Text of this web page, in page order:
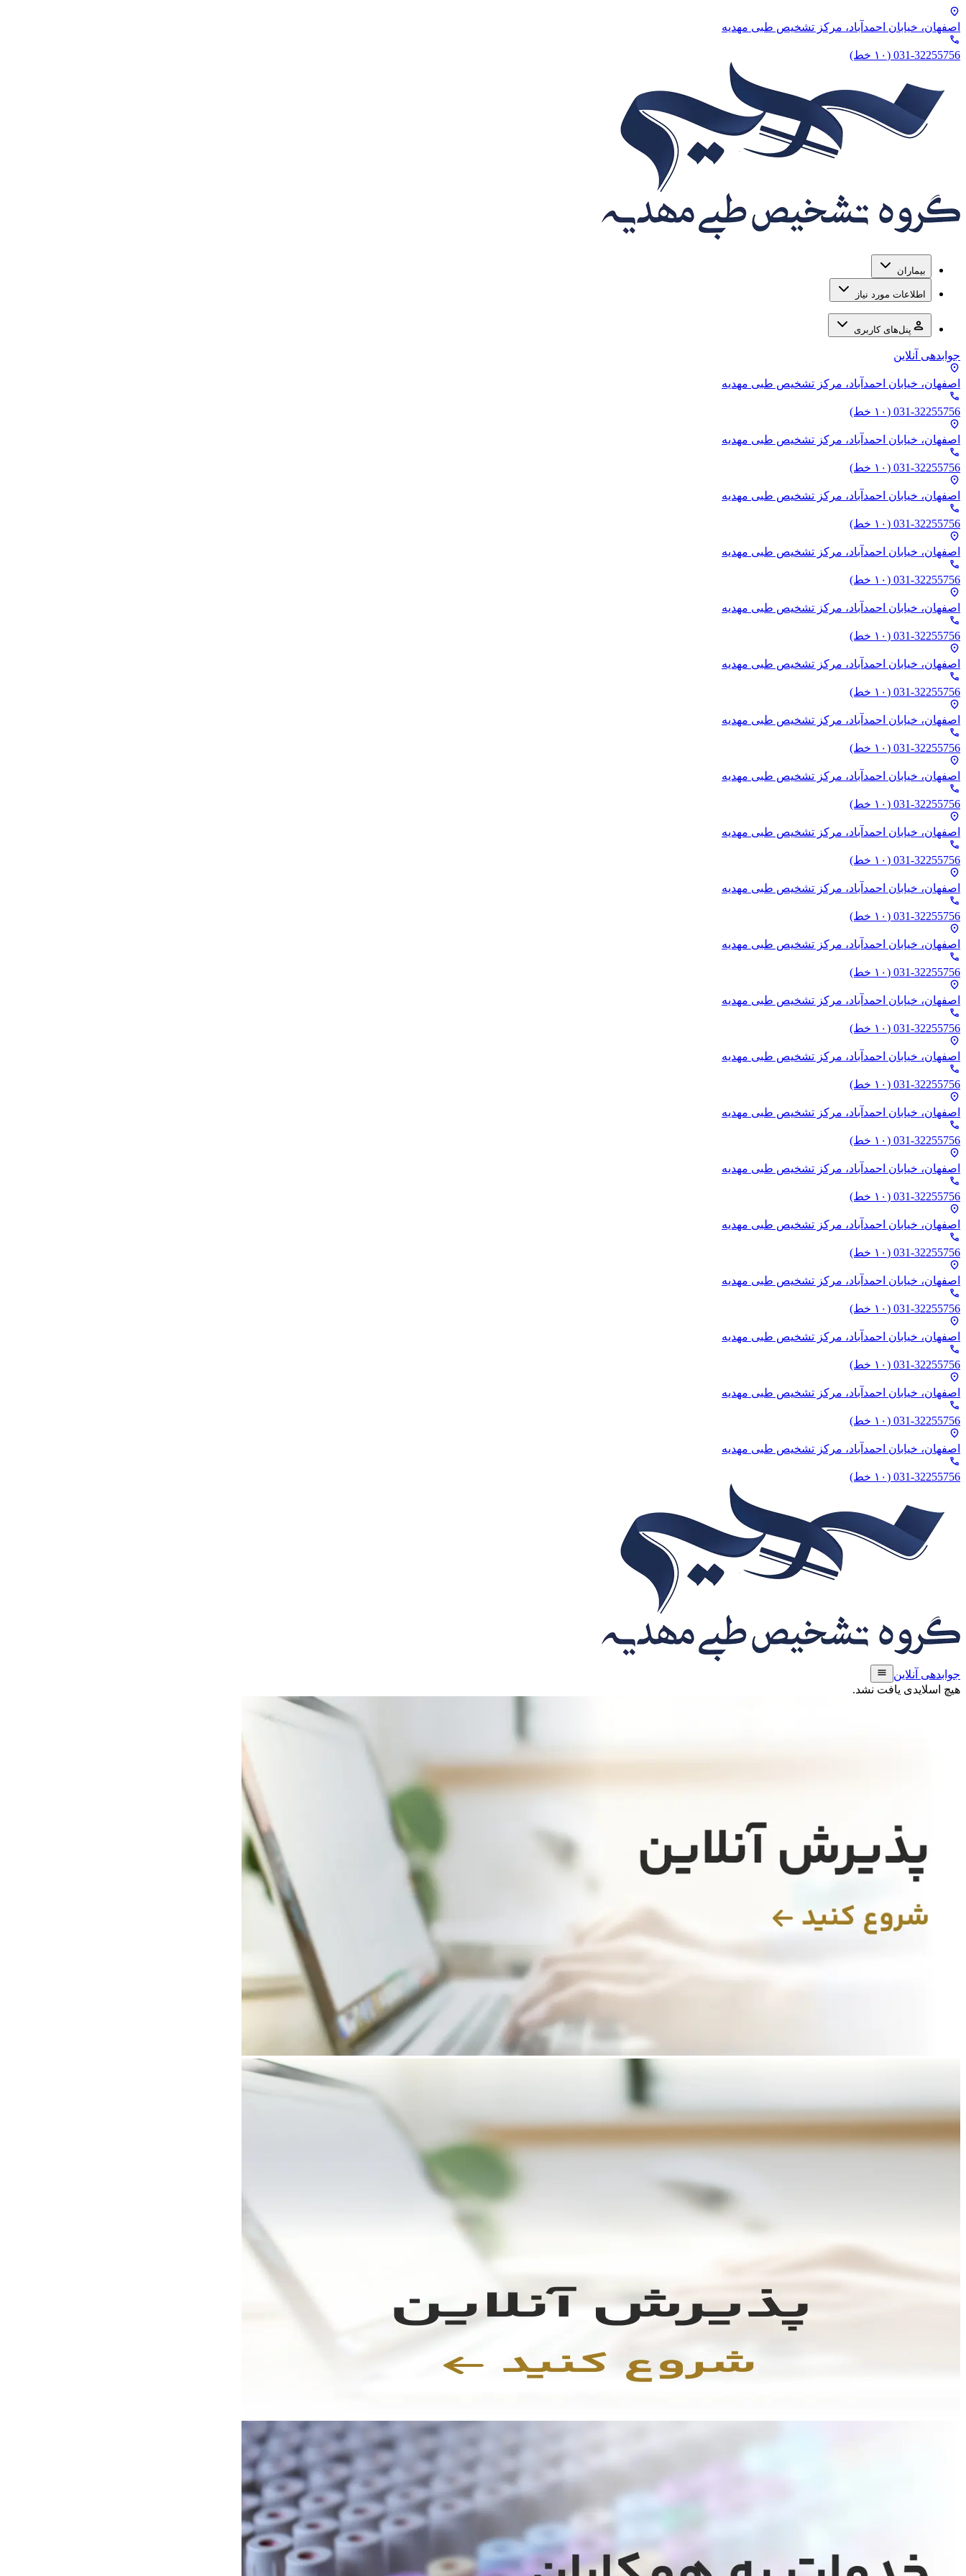
location_on
اصفهان، خیابان احمدآباد،‌ مرکز تشخیص طبی مهدیه
phone
031-32255756 (۱۰ خط)
بیماران
اطلاعات مورد نیاز
person پنل‌های کاربری
جوابدهی آنلاین
location_on
اصفهان، خیابان احمدآباد،‌ مرکز تشخیص طبی مهدیه
phone
031-32255756 (۱۰ خط)
location_on
اصفهان، خیابان احمدآباد،‌ مرکز تشخیص طبی مهدیه
phone
031-32255756 (۱۰ خط)
location_on
اصفهان، خیابان احمدآباد،‌ مرکز تشخیص طبی مهدیه
phone
031-32255756 (۱۰ خط)
location_on
اصفهان، خیابان احمدآباد،‌ مرکز تشخیص طبی مهدیه
phone
031-32255756 (۱۰ خط)
location_on
اصفهان، خیابان احمدآباد،‌ مرکز تشخیص طبی مهدیه
phone
031-32255756 (۱۰ خط)
location_on
اصفهان، خیابان احمدآباد،‌ مرکز تشخیص طبی مهدیه
phone
031-32255756 (۱۰ خط)
location_on
اصفهان، خیابان احمدآباد،‌ مرکز تشخیص طبی مهدیه
phone
031-32255756 (۱۰ خط)
location_on
اصفهان، خیابان احمدآباد،‌ مرکز تشخیص طبی مهدیه
phone
031-32255756 (۱۰ خط)
location_on
اصفهان، خیابان احمدآباد،‌ مرکز تشخیص طبی مهدیه
phone
031-32255756 (۱۰ خط)
location_on
اصفهان، خیابان احمدآباد،‌ مرکز تشخیص طبی مهدیه
phone
031-32255756 (۱۰ خط)
location_on
اصفهان، خیابان احمدآباد،‌ مرکز تشخیص طبی مهدیه
phone
031-32255756 (۱۰ خط)
location_on
اصفهان، خیابان احمدآباد،‌ مرکز تشخیص طبی مهدیه
phone
031-32255756 (۱۰ خط)
location_on
اصفهان، خیابان احمدآباد،‌ مرکز تشخیص طبی مهدیه
phone
031-32255756 (۱۰ خط)
location_on
اصفهان، خیابان احمدآباد،‌ مرکز تشخیص طبی مهدیه
phone
031-32255756 (۱۰ خط)
location_on
اصفهان، خیابان احمدآباد،‌ مرکز تشخیص طبی مهدیه
phone
031-32255756 (۱۰ خط)
location_on
اصفهان، خیابان احمدآباد،‌ مرکز تشخیص طبی مهدیه
phone
031-32255756 (۱۰ خط)
location_on
اصفهان، خیابان احمدآباد،‌ مرکز تشخیص طبی مهدیه
phone
031-32255756 (۱۰ خط)
location_on
اصفهان، خیابان احمدآباد،‌ مرکز تشخیص طبی مهدیه
phone
031-32255756 (۱۰ خط)
location_on
اصفهان، خیابان احمدآباد،‌ مرکز تشخیص طبی مهدیه
phone
031-32255756 (۱۰ خط)
location_on
اصفهان، خیابان احمدآباد،‌ مرکز تشخیص طبی مهدیه
phone
031-32255756 (۱۰ خط)
جوابدهی آنلاین menu
هیچ اسلایدی یافت نشد.